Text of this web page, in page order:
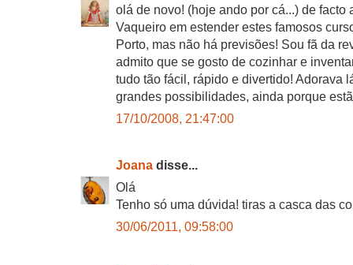
olá de novo! (hoje ando por cá...) de facto
Vaqueiro em estender estes famosos
Porto, mas não há previsões! Sou fã da
admito que se gosto de cozinhar e
tudo tão fácil, rápido e divertido! Adorava
grandes possibilidades, ainda porque
17/10/2008, 21:47:00
Joana disse...
Olá
Tenho só uma dúvida! tiras a casca das
30/06/2011, 09:58:00